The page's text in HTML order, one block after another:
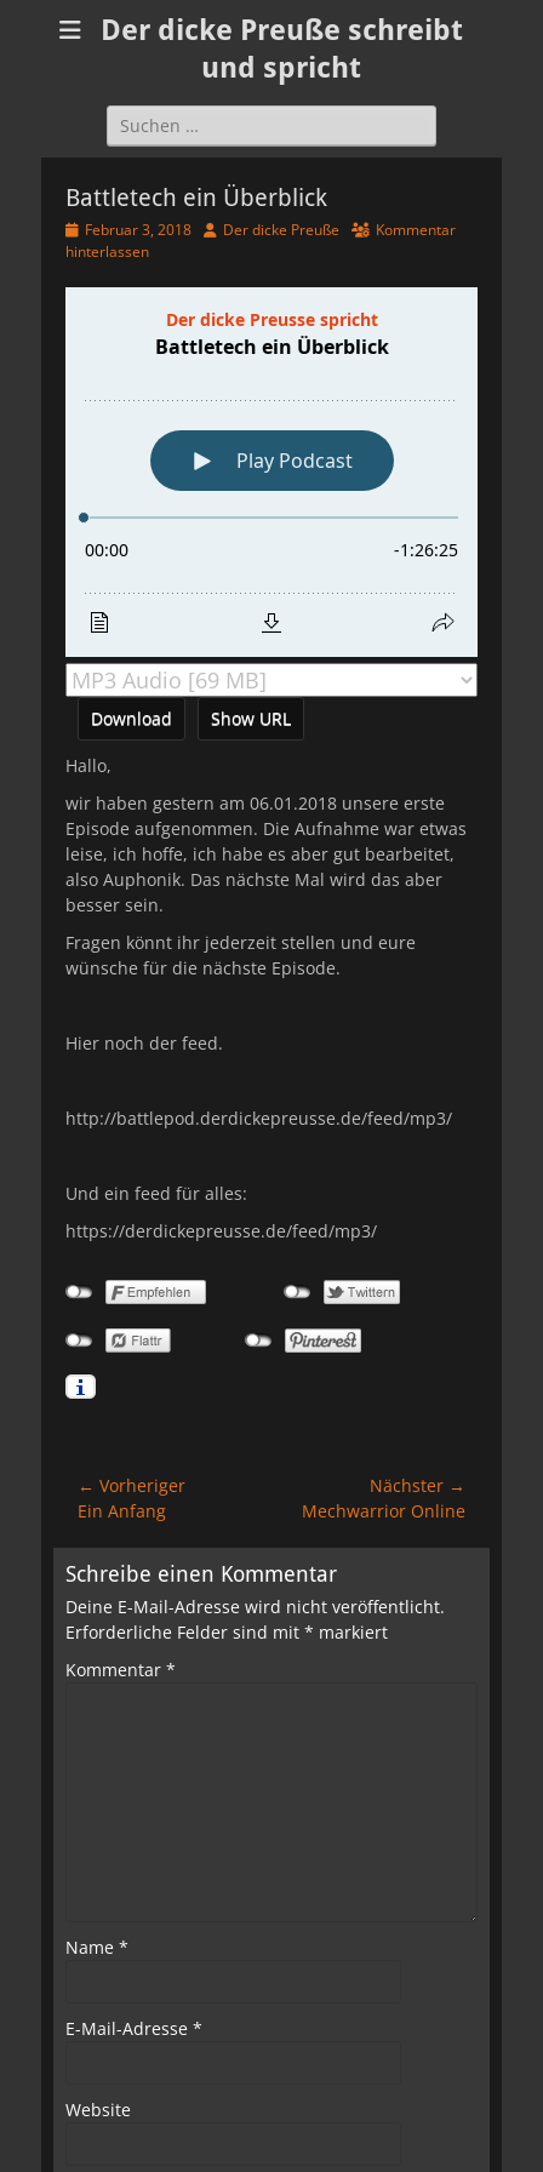
Der dicke Preuße schreibt
und spricht
Suchen
nach:
Battletech ein Überblick
Veröffentlicht
am
Februar 3, 2018 AutorDer dicke Preuße
Kommentar
hinterlassen
Download Show URL
Hallo,
wir haben gestern am 06.01.2018 unsere erste
Episode aufgenommen. Die Aufnahme war etwas
leise, ich hoffe, ich habe es aber gut bearbeitet,
also Auphonik. Das nächste Mal wird das aber
besser sein.
Fragen könnt ihr jederzeit stellen und eure
wünsche für die nächste Episode.
Hier noch der feed.
http://battlepod.derdickepreusse.de/feed/mp3/
Und ein feed für alles:
https://derdickepreusse.de/feed/mp3/
Beitragsnavigation
← Vorheriger
Vorheriger
Ein Anfang
Nächster →
Nächster
Mechwarrior Online
Schreibe einen Kommentar
Deine E-Mail-Adresse wird nicht veröffentlicht.
Erforderliche Felder sind mit * markiert
Kommentar *
Name *
E-Mail-Adresse *
Website